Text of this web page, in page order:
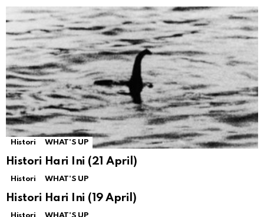
Histori WHAT'S UP
Histori Hari Ini (21 April)
Histori WHAT'S UP
Histori Hari Ini (19 April)